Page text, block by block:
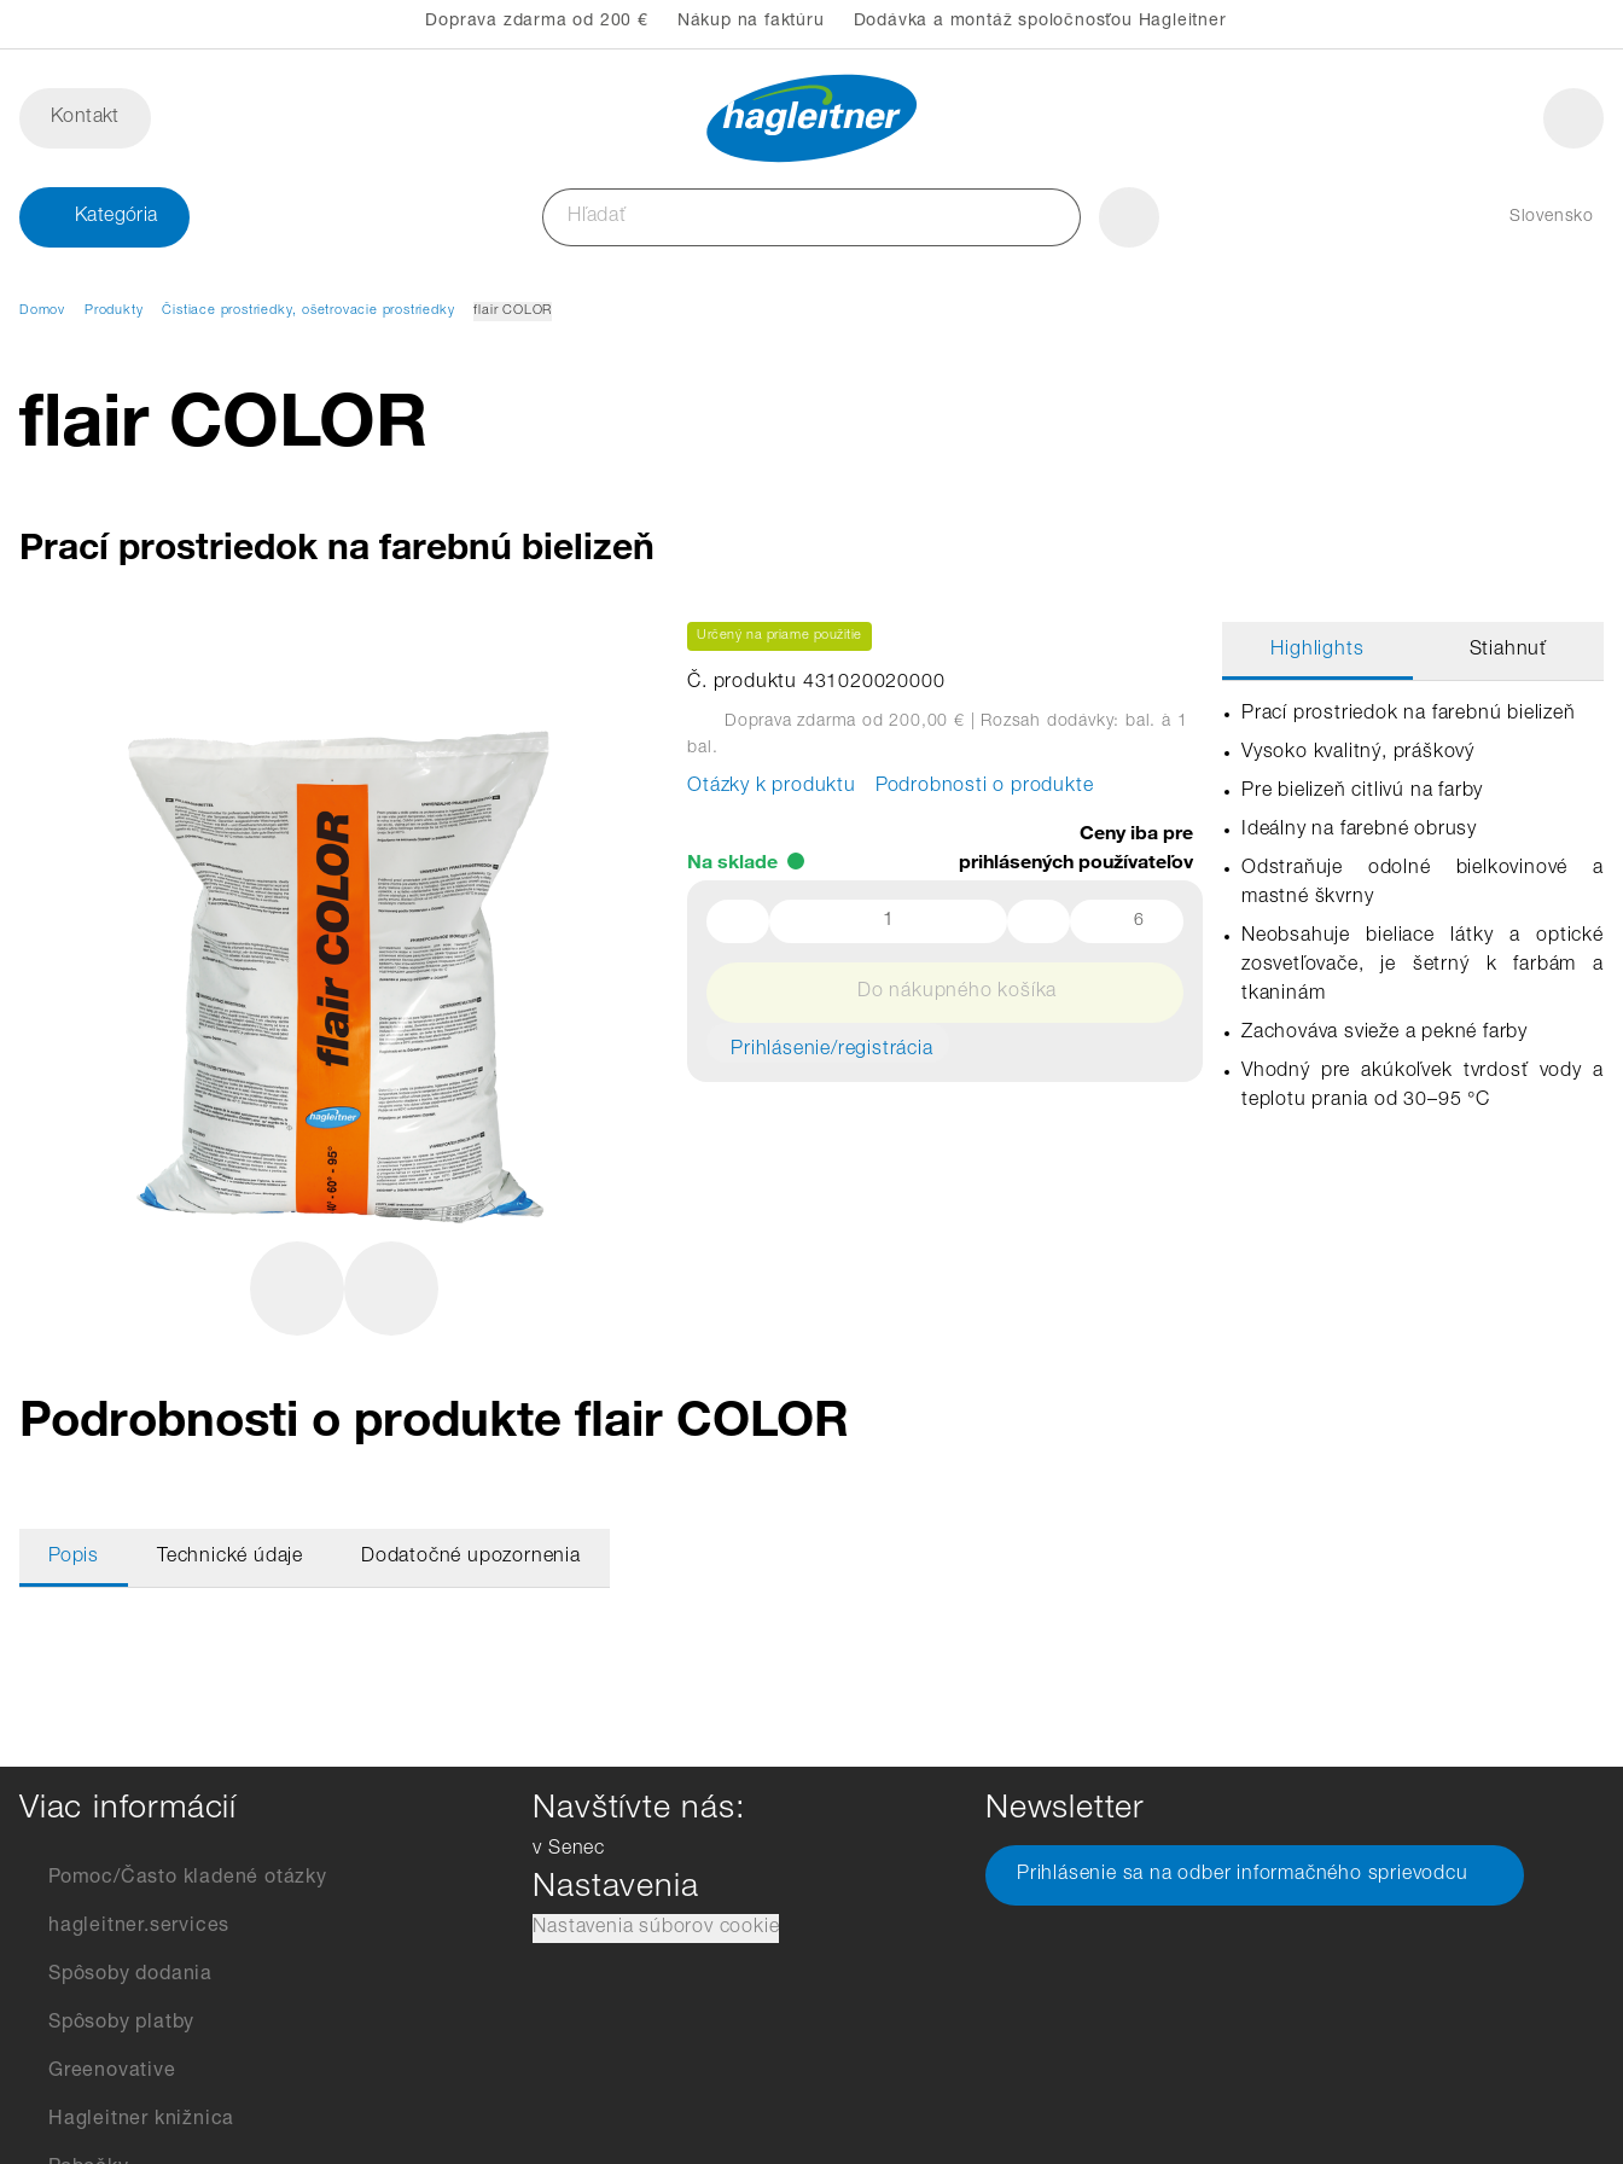
Doprava zdarma od 200 € Nákup na faktúru Dodávka a montáž spoločnosťou Hagleitner
Kontakt
Kategória Slovensko
Domov Produkty Čistiace prostriedky, ošetrovacie prostriedky flair COLOR
flair COLOR
Prací prostriedok na farebnú bielizeň
Určený na priame použitie
Č. produktu 431020020000
Doprava zdarma od 200,00 € | Rozsah dodávky: bal. à 1
bal.
Otázky k produktu Podrobnosti o produkte
Na sklade
Ceny iba pre
prihlásených používateľov
6
Do nákupného košíka
Prihlásenie/registrácia
Highlights Stiahnuť
Prací prostriedok na farebnú bielizeň
Vysoko kvalitný, práškový
Pre bielizeň citlivú na farby
Ideálny na farebné obrusy
Odstraňuje odolné bielkovinové a
mastné škvrny
Neobsahuje bieliace látky a optické
zosvetľovače, je šetrný k farbám a
tkaninám
Zachováva svieže a pekné farby
Vhodný pre akúkoľvek tvrdosť vody a
teplotu prania od 30–95 °C
Podrobnosti o produkte flair COLOR
Popis Technické údaje Dodatočné upozornenia
Viac informácií
Pomoc/Často kladené otázky
hagleitner.services
Spôsoby dodania
Spôsoby platby
Greenovative
Hagleitner knižnica
Navštívte nás:
v Senec
Nastavenia
Nastavenia súborov cookie
Newsletter
Prihlásenie sa na odber informačného sprievodcu